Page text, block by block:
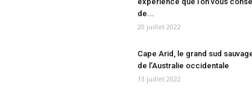
de...
20 juillet 2022
Cape Arid, le grand sud
de l’Australie occidentale
13 juillet 2022